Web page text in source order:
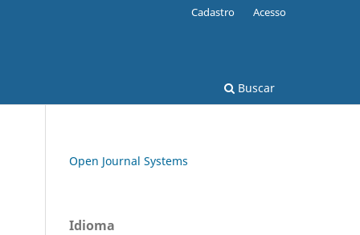
Buscar
Cadastro Acesso
Open Journal Systems
Idioma